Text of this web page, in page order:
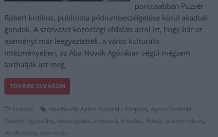
pontosabban Puzsér
Róbert kritikus, publicista pódiumbeszélgetése körül akadtak
gondok. A szervezet közösségi oldalán arról írt, hogy bár az
eseményt már leegyeztették, a város kulturális
intézményében, az Aba-Novák Agórában végül mégsem
tarthatják azt meg.
TOVÁBB OLVASOM
Szolnok Aba-Novák Agóra Kulturális Központ, Agóra Szolnoki
Közéleti Egyesület, beszélgetés, elmarad, előadás, fidesz, puzsér róbert,
rendezvény, szervezés